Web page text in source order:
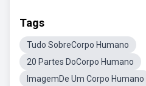
Tags
Tudo SobreCorpo Humano
20 Partes DoCorpo Humano
ImagemDe Um Corpo Humano